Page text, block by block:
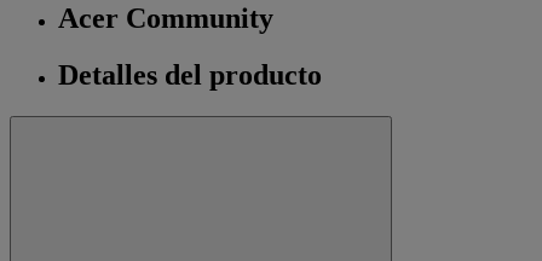
Acer Community
Detalles del producto